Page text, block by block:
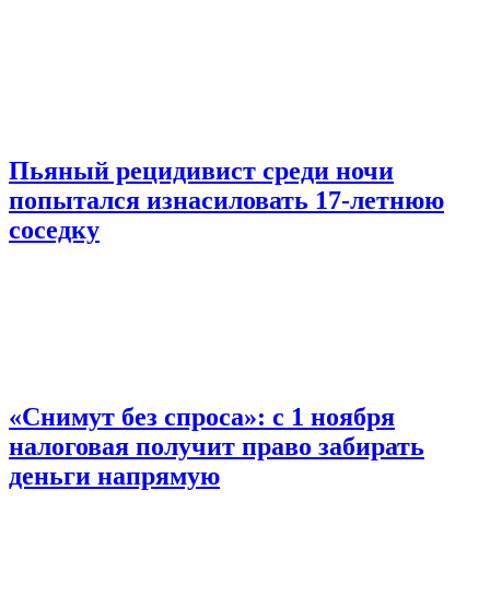
Пьяный рецидивист среди ночи
попытался изнасиловать 17-летнюю
соседку
«Снимут без спроса»: с 1 ноября
налоговая получит право забирать
деньги напрямую